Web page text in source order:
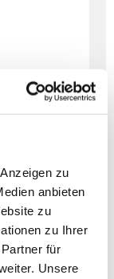
zu
anbieten
zu
zu Ihrer
für
Unsere